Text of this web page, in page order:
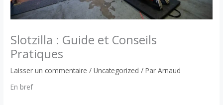
Slotzilla : Guide et Conseils
Pratiques
Laisser un commentaire /Uncategorized / ParArnaud
En bref